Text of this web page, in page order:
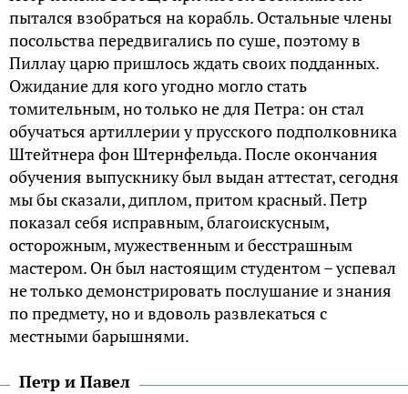
пытался взобраться на корабль. Остальные члены
посольства передвигались по суше, поэтому в
Пиллау царю пришлось ждать своих подданных.
Ожидание для кого угодно могло стать
томительным, но только не для Петра: он стал
обучаться артиллерии у прусского подполковника
Штейтнера фон Штернфельда. После окончания
обучения выпускнику был выдан аттестат, сегодня
мы бы сказали, диплом, притом красный. Петр
показал себя исправным, благоискусным,
осторожным, мужественным и бесстрашным
мастером. Он был настоящим студентом – успевал
не только демонстрировать послушание и знания
по предмету, но и вдоволь развлекаться с
местными барышнями.
Петр и Павел